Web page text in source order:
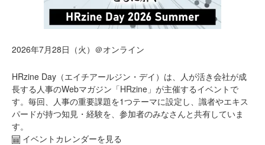
2026年7月28日（火）＠オンライン
HRzine Day（エイチアールジン・デイ）は、人が活き会社が成
長する人事のWebマガジン「HRzine」が主催するイベントで
す。毎回、人事の重要課題を1つテーマに設定し、識者やエキス
パードが持つ知見・経験を、参加者のみなさんと共有していま
す。
イベントカレンダーを見る